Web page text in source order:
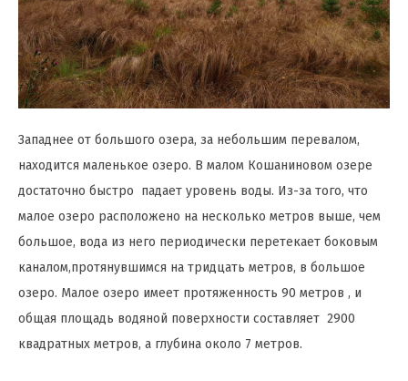
Западнее от большого озера, за небольшим перевалом,
находится маленькое озеро. В малом Кошаниновом озере
достаточно быстро падает уровень воды. Из-за того, что
малое озеро расположено на несколько метров выше, чем
большое, вода из него периодически перетекает боковым
каналом,протянувшимся на тридцать метров, в большое
озеро. Малое озеро имеет протяженность 90 метров , и
общая площадь водяной поверхности составляет 2900
квадратных метров, а глубина около 7 метров.